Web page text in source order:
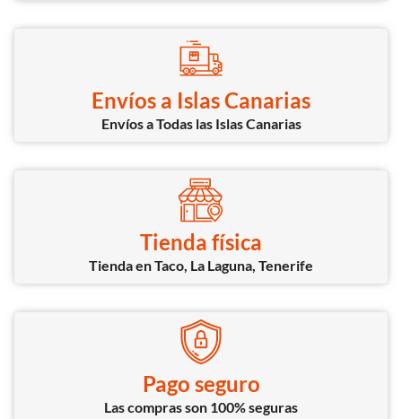
Envíos a Islas Canarias
Envíos a Todas las Islas Canarias
Tienda física
Tienda en Taco, La Laguna, Tenerife
Pago seguro
Las compras son 100% seguras